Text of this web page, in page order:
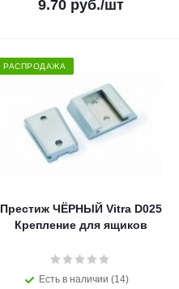
9.70руб./шт
РАСПРОДАЖА
Престиж ЧЁРНЫЙ Vitra D025
Крепление для ящиков
Есть в наличии (14)